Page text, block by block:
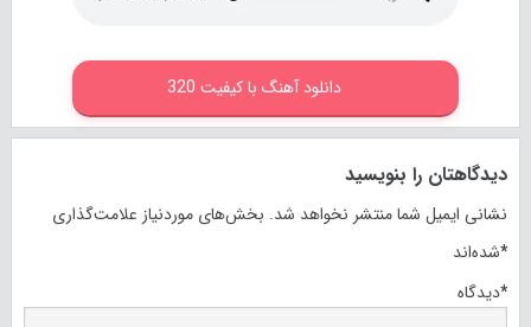
دانلود آهنگ با کیفیت 320
دیدگاهتان را بنویسید
نشانی ایمیل شما منتشر نخواهد شد. بخش‌های موردنیاز علامت‌گذاری
شده‌اند*
دیدگاه*